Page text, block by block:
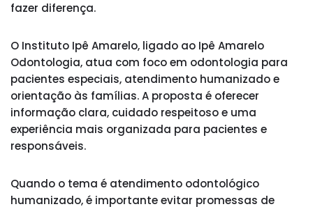
fazer diferença.
O Instituto Ipê Amarelo, ligado ao Ipê Amarelo
Odontologia, atua com foco em odontologia para
pacientes especiais, atendimento humanizado e
orientação às famílias. A proposta é oferecer
informação clara, cuidado respeitoso e uma
experiência mais organizada para pacientes e
responsáveis.
Quando o tema é atendimento odontológico
humanizado, é importante evitar promessas de